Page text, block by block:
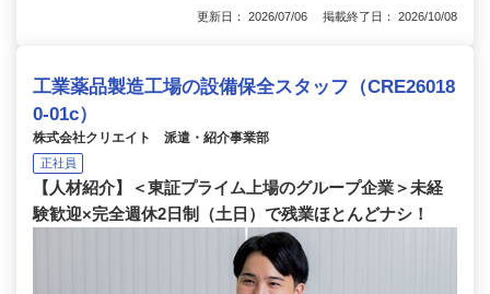
更新日： 2026/07/06 掲載終了日： 2026/10/08
工業薬品製造工場の設備保全スタッフ（CRE26018
0-01c）
株式会社クリエイト 派遣・紹介事業部
正社員
【人材紹介】＜東証プライム上場のグループ企業＞未経
験歓迎×完全週休2日制（土日）で残業ほとんどナシ！